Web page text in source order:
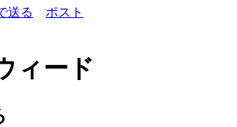
送る ポスト
ィード